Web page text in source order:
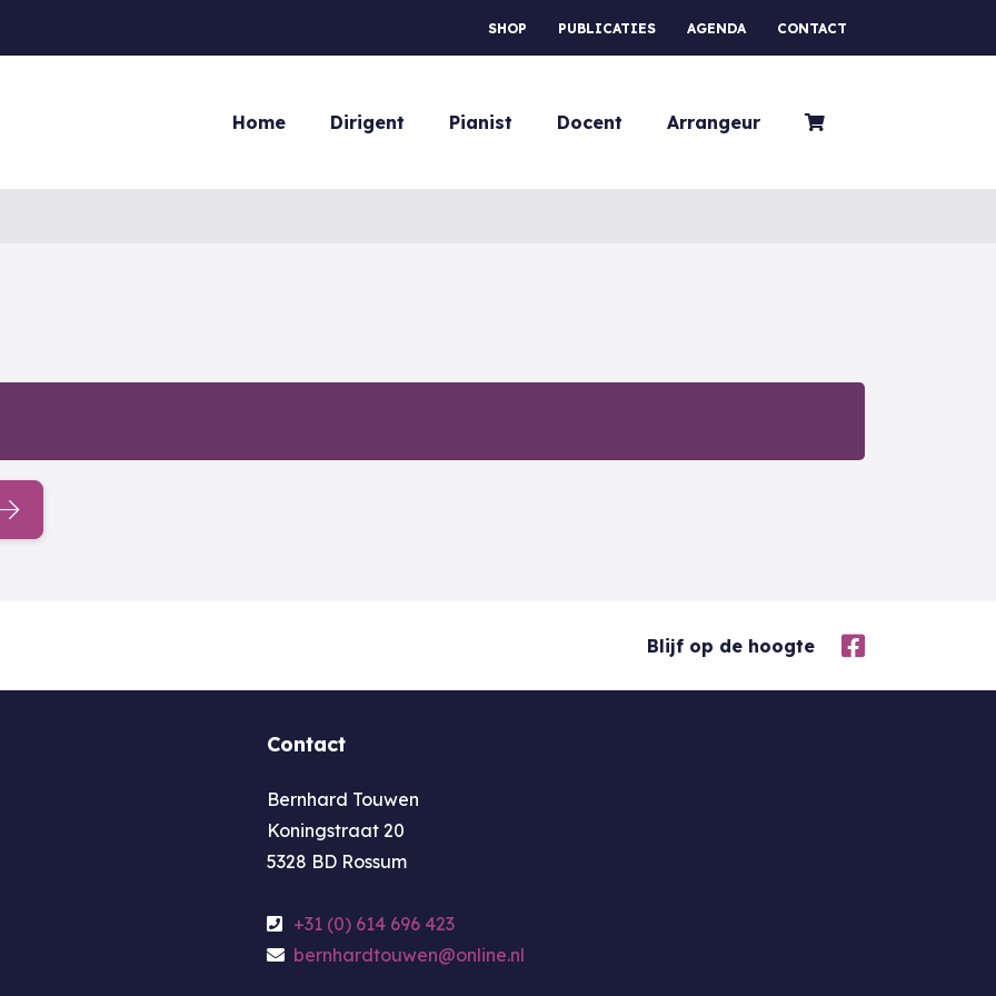
SHOP PUBLICATIES AGENDA CONTACT
Home Dirigent Pianist Docent Arrangeur
Blijf op de hoogte
Contact
Bernhard Touwen
Koningstraat 20
5328 BD Rossum
+31 (0) 614 696 423
bernhardtouwen@online.nl